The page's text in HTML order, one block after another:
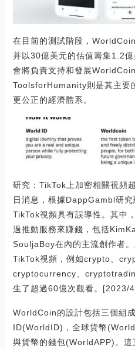
在目前的測試階段，
并以30億美元的估值籌集1.2
會將負責支持和發展
ToolsforHumanity則是其主要
更公正的經濟體系。
研究：TikTok上加密相關視頻
日消息，根據DappGambl研
TikTok視頻具有誤導性。其中
過推動服務來賺錢，包括
SouljaBoy在內的主流創作者
TikTok視頻，例如crypto、
cryptocurrency、
生了超過60億次觀看。[2023/
WorldCoin的設計包括三個組
ID(WorldID)，全球貨幣
與貨幣的錢包(WorldAPP)。